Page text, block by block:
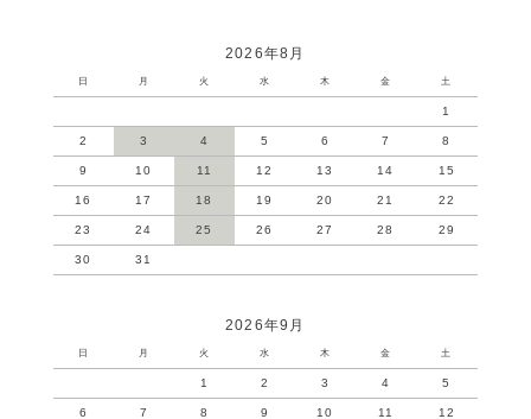
2026年8月
日 月 火 水 木 金 土
1
2 3 4 5 6 7 8
9 10 11 12 13 14 15
16 17 18 19 20 21 22
23 24 25 26 27 28 29
30 31
2026年9月
日 月 火 水 木 金 土
1 2 3 4 5
6 7 8 9 10 11 12